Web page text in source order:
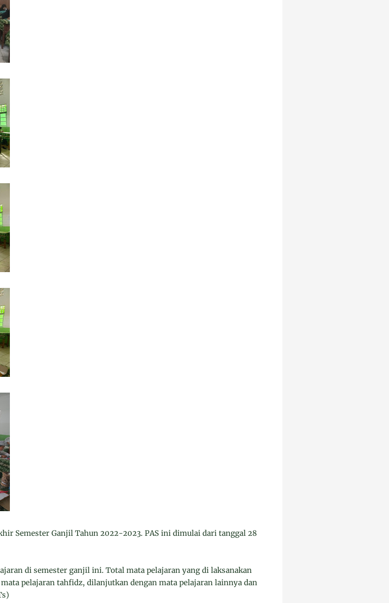
Semester Ganjil Tahun 2022-2023. PAS ini dimulai dari tanggal 28
di semester ganjil ini. Total mata pelajaran yang di laksanakan
pelajaran tahfidz, dilanjutkan dengan mata pelajaran lainnya dan